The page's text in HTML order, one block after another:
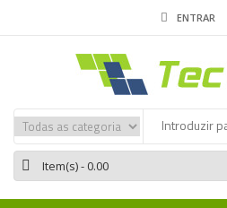
ENTRAR
Item(s)- 0.00